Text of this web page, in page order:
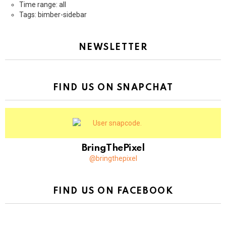
Time range: all
Tags: bimber-sidebar
NEWSLETTER
FIND US ON SNAPCHAT
BringThePixel
@bringthepixel
FIND US ON FACEBOOK